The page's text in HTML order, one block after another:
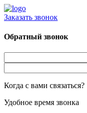
Заказать звонок
Обратный звонок
Когда с вами связаться?
Удобное время звонка